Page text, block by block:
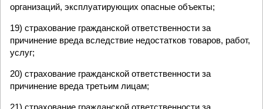
организаций, эксплуатирующих опасные объекты;
19) страхование гражданской ответственности за
причинение вреда вследствие недостатков товаров, работ,
услуг;
20) страхование гражданской ответственности за
причинение вреда третьим лицам;
21) страхование гражданской ответственности за